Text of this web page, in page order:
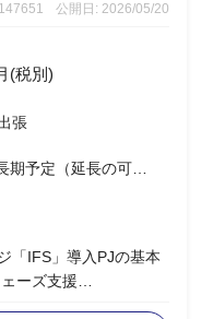
公開日: 2026/05/20
(税別)
張
期予定（延長の可能
「IFS」導入PJの基本
ーズ支援